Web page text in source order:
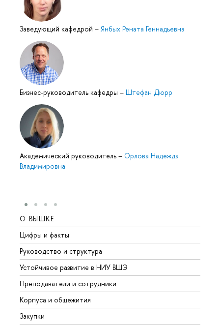
Заведующий кафедрой – Янбых Рената Геннадьевна
Бизнес-руководитель кафедры – Штефан Дюрр
Академический руководитель – Орлова Надежда
Владимировна
О ВЫШКЕ
Цифры и факты
Руководство и структура
Устойчивое развитие в НИУ ВШЭ
Преподаватели и сотрудники
Корпуса и общежития
Закупки